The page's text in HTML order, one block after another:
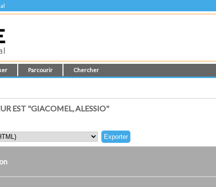
Parcourir Chercher
EST "GIACOMEL, ALESSIO"